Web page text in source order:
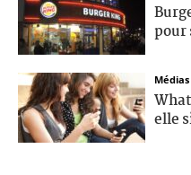
pour
Médias
elle